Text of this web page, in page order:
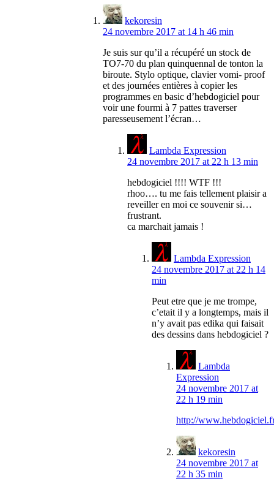
kekoresin
24 novembre 2017 at 14 h 46 min
Je suis sur qu’il a récupéré un stock de
TO7-70 du plan quinquennal de tonton la
biroute. Stylo optique, clavier vomi- proof
et des journées entières à copier les
programmes en basic d’hebdogiciel pour
voir une fourmi à 7 pattes traverser
paresseusement l’écran…
Lambda Expression
24 novembre 2017 at 22 h 13 min
hebdogiciel !!!! WTF !!!
rhoo…. tu me fais tellement plaisir a
reveiller en moi ce souvenir si…
frustrant.
ca marchait jamais !
Lambda Expression
24 novembre 2017 at 22 h 14
min
Peut etre que je me trompe,
c’etait il y a longtemps, mais il
n’y avait pas edika qui faisait
des dessins dans hebdogiciel ?
Lambda
Expression
24 novembre 2017 at
22 h 19 min
http://
kekoresin
24 novembre 2017 at
22 h 35 min